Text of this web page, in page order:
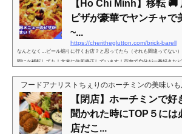
【Ho Chi Minh】移転 🚚
ピザが豪華でヤンチャで
~...
https://cheritheglutton.com/brick-barell
なんとなく…ビール煽りに行くお店？と思ってたら（それも間違ってない
間にか移転してた！文末に住所修正しています！市内で自分が一番好きな
ザ。実際にお店に行って食べもしてるし、何度も頼んで喪失の安定さは確
しばらくはこの座は揺らいでなかったし、揺るぐ気もしなかった。その安
ザの開拓はしていなかっ...
フードアナリストちぇりのホーチミンの美味いも
【閉店】ホーチミンで好
聞かれた時にTOP５には
店だこ...